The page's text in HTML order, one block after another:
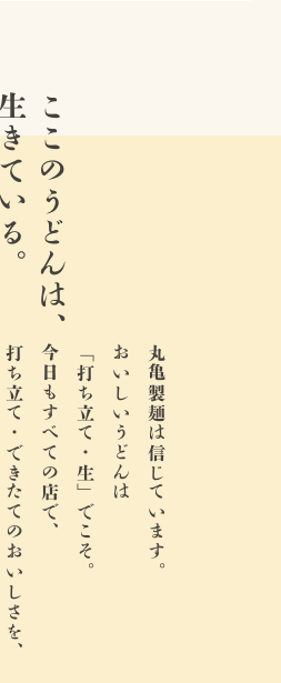
ここのうどんは、
る。
丸亀製麺は信じています。
おいしいうどんは
「打ち立て・生」でこそ。
今日もすべての店で、
打ち立て・できたてのおいしさを、